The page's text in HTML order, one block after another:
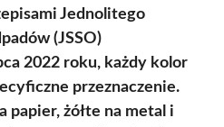
Jednolitego
(JSSO)
2022 roku, każdy kolor
przeznaczenie.
papier, żółte na metal i